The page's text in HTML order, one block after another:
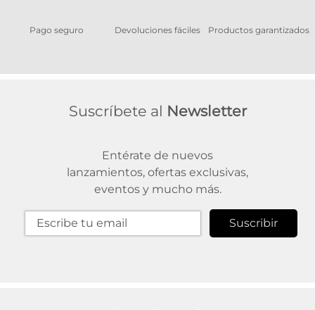
Pago seguro Devoluciones fáciles Productos garantizados
Suscríbete al Newsletter
Entérate de nuevos
lanzamientos, ofertas exclusivas,
eventos y mucho más.
Suscribir